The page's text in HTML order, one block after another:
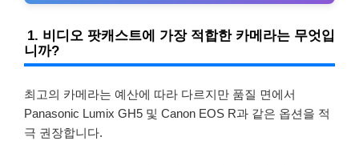
1. 비디오 팟캐스트에 가장 적합한 카메라는 무엇입
니까?
최고의 카메라는 예산에 따라 다르지만 품질 면에서
Panasonic Lumix GH5 및 Canon EOS R과 같은 옵션을 적
극 권장합니다.